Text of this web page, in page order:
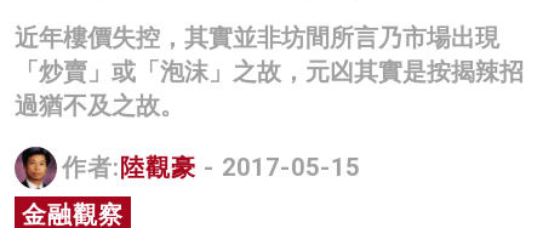
商業
科技
影片
名家榜
近年樓價失控，其實並非坊間所言乃市場出現
「炒賣」或「泡沫」之故，元凶其實是按揭辣招
過猶不及之故。
作者: 陸觀豪 - 2017-05-15
金融觀察